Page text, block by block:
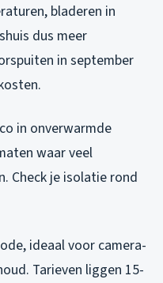
bladeren in
dus meer
in september
in onverwarmde
waar veel
Check je isolatie rond
ideaal voor camera-
Tarieven liggen 15-